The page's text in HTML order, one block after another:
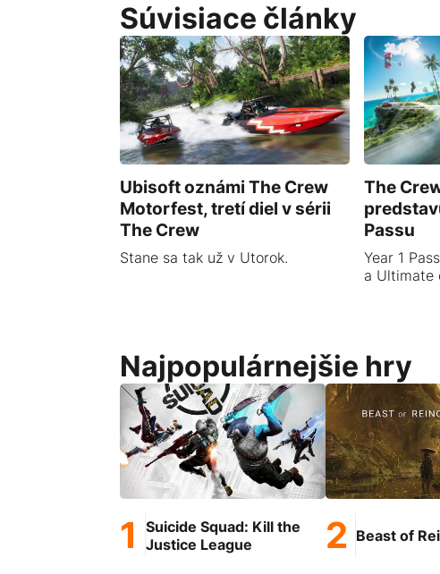
Súvisiace články
Ubisoft oznámi The Crew
Motorfest, tretí diel v sérii
The Crew
Stane sa tak už v Utorok.
The
Passu
Year 1
a Ultimate
Najpopulárnejšie hry
Suicide Squad: Kill the
Justice League
Beast of